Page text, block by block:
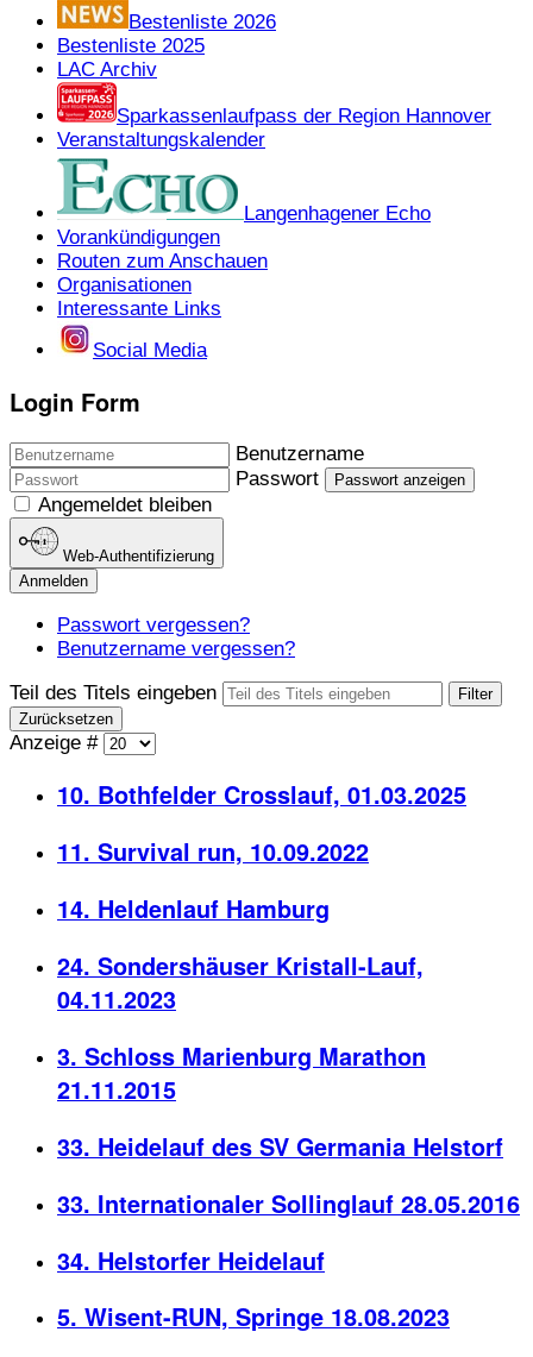
Bestenliste 2026
Bestenliste 2025
LAC Archiv
Sparkassenlaufpass der Region Hannover
Veranstaltungskalender
Langenhagener Echo
Vorankündigungen
Routen zum Anschauen
Organisationen
Interessante Links
Social Media
Login Form
Benutzername
Passwort
Passwort anzeigen
Angemeldet bleiben
Web-Authentifizierung
Anmelden
Passwort vergessen?
Benutzername vergessen?
Teil des Titels eingeben
Filter
Zurücksetzen
Anzeige #
10. Bothfelder Crosslauf, 01.03.2025
11. Survival run, 10.09.2022
14. Heldenlauf Hamburg
24. Sondershäuser Kristall-Lauf,
04.11.2023
3. Schloss Marienburg Marathon
21.11.2015
33. Heidelauf des SV Germania Helstorf
33. Internationaler Sollinglauf 28.05.2016
34. Helstorfer Heidelauf
5. Wisent-RUN, Springe 18.08.2023